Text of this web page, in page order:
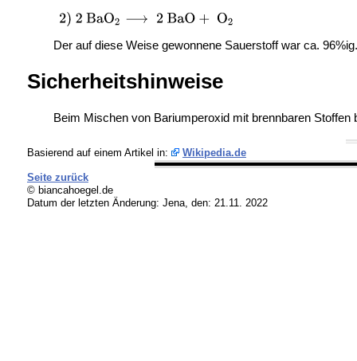
Der auf diese Weise gewonnene Sauerstoff war ca.
Sicherheitshinweise
Beim Mischen von Bariumperoxid mit brennbaren Stoffen
Basierend auf einem Artikel in: Wikipedia.de
Seite zurück
© biancahoegel.de
Datum der letzten Änderung: Jena, den: 21.11. 2022